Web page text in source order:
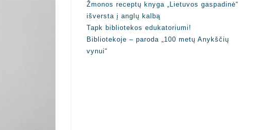
Žmonos receptų knyga „Lietuvos gaspadinė“
išversta į anglų kalbą
Tapk bibliotekos edukatoriumi!
Bibliotekoje – paroda „100 metų Anykščių
vynui“